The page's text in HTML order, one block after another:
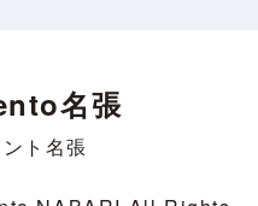
名張
ト名張